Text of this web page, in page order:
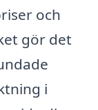
och
gör det
i